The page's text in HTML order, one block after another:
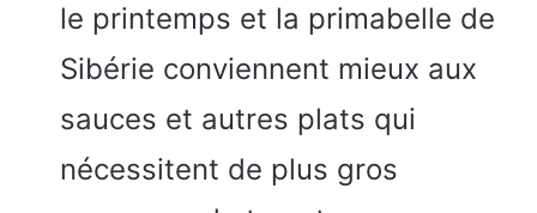
le printemps et la primabelle de
Sibérie conviennent mieux aux
sauces et autres plats qui
nécessitent de plus gros